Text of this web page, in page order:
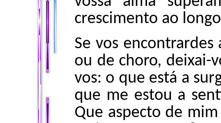
crescimento ao
Se vos
ou de choro, deixai-
vos: o que está a
que me estou a
Que aspecto de